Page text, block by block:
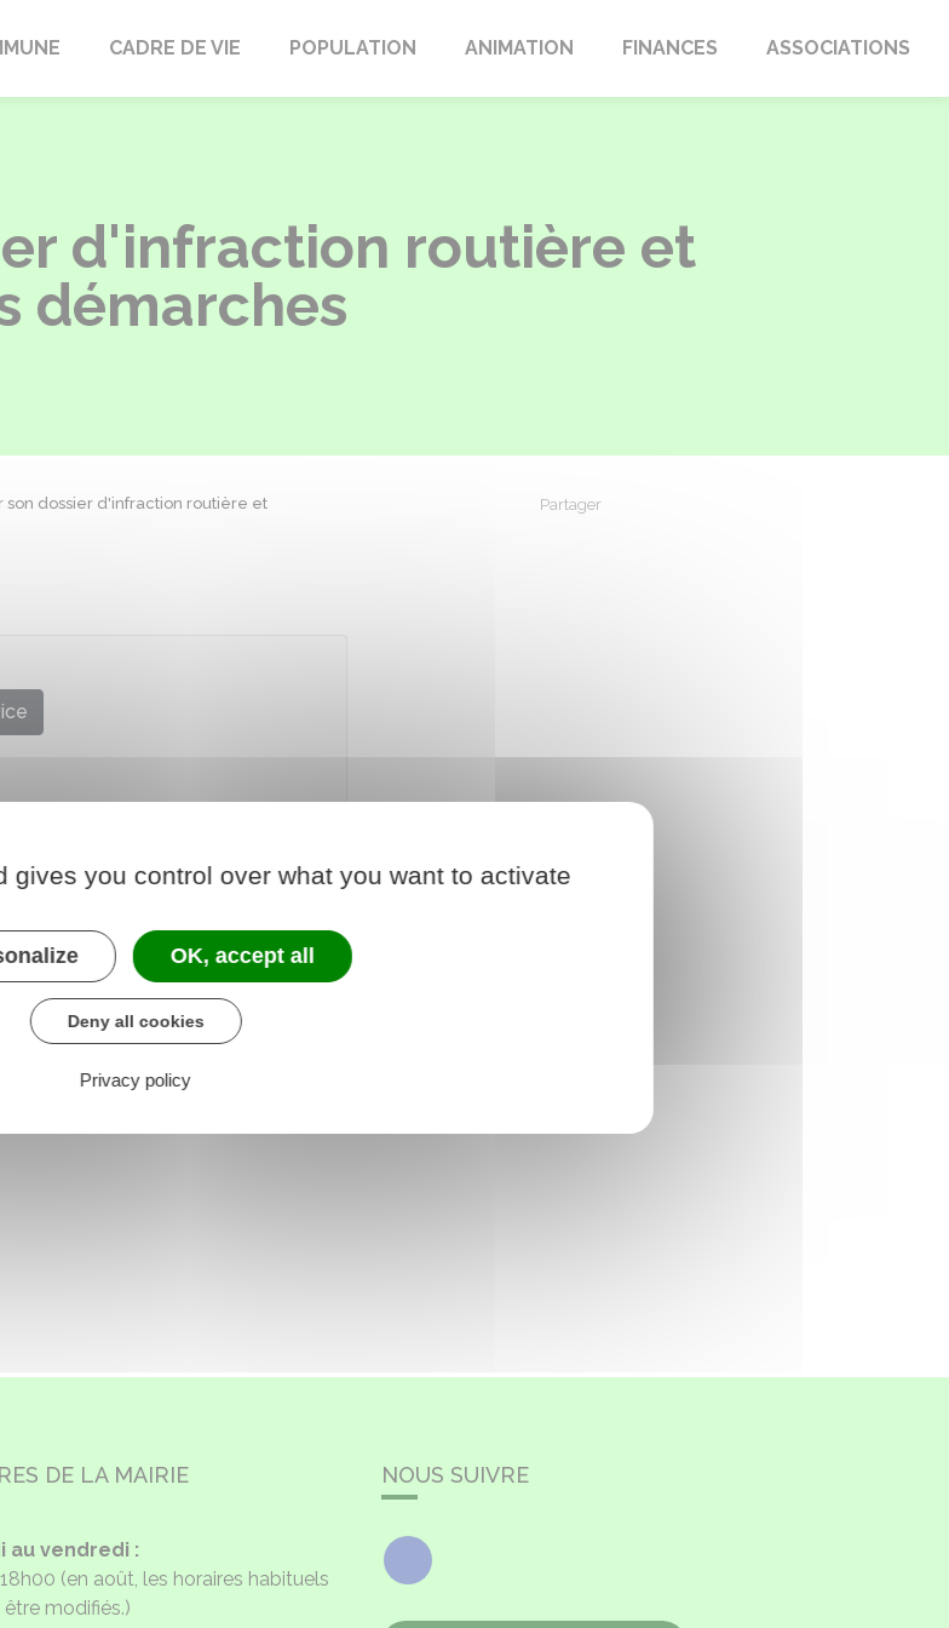
CADRE DE VIE POPULATION ANIMATION FINANCES ASSOCIATIONS
d'infraction routière et
démarches
son dossier d'infraction routière et
Partager
DE LA MAIRIE
au vendredi :
(en août, les horaires habituels
modifiés.)
NOUS SUIVRE
Facebook
gives you control over what you want to activate
OK, accept all
Deny all cookies
Privacy policy